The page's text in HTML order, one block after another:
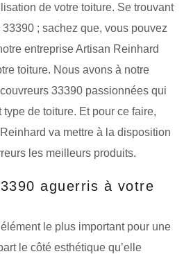
de votre toiture. Se trouvant
; sachez que, vous pouvez
entreprise Artisan Reinhard
toiture. Nous avons à notre
33390 passionnées qui
de toiture. Et pour ce faire,
va mettre à la disposition
les meilleurs produits.
aguerris à votre
le plus important pour une
le côté esthétique qu’elle